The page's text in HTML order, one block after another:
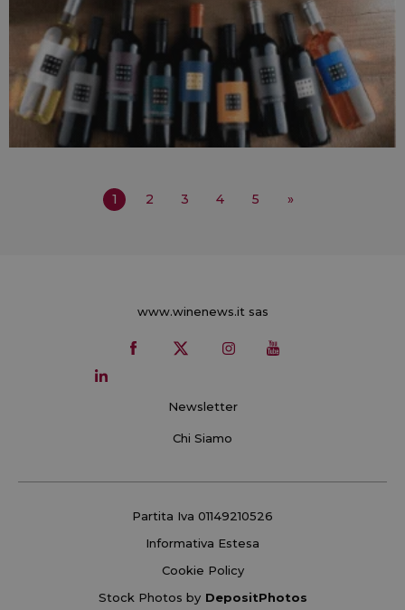
1 2 3 4 5 »
www.winenews.it sas
Newsletter
Chi Siamo
Partita Iva 01149210526
Informativa Estesa
Cookie Policy
Stock Photos by DepositPhotos